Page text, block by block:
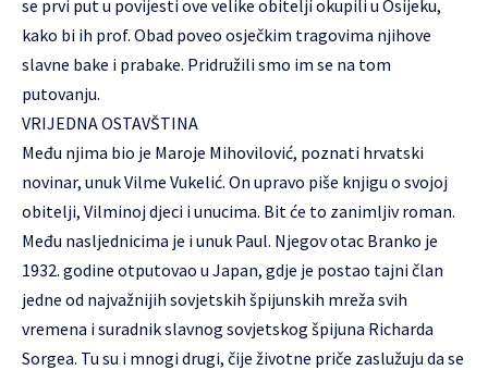
se prvi put u povijesti ove velike obitelji okupili u Osijeku,
kako bi ih prof. Obad poveo osječkim tragovima njihove
slavne bake i prabake. Pridružili smo im se na tom
putovanju.
VRIJEDNA OSTAVŠTINA
Među njima bio je Maroje Mihovilović, poznati hrvatski
novinar, unuk Vilme Vukelić. On upravo piše knjigu o svojoj
obitelji, Vilminoj djeci i unucima. Bit će to zanimljiv roman.
Među nasljednicima je i unuk Paul. Njegov otac Branko je
1932. godine otputovao u Japan, gdje je postao tajni član
jedne od najvažnijih sovjetskih špijunskih mreža svih
vremena i suradnik slavnog sovjetskog špijuna Richarda
Sorgea. Tu su i mnogi drugi, čije životne priče zaslužuju da se